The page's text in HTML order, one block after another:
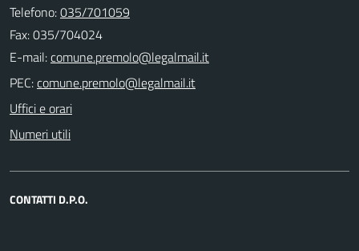
Telefono:035/701059
Fax: 035/704024
E-mail:
PEC:
Uffici e orari
Numeri utili
CONTATTI D.P.O.